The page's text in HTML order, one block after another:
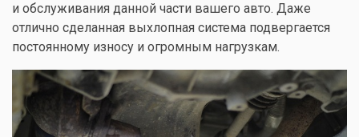
и обслуживания данной части вашего авто. Даже
отлично сделанная выхлопная система подвергается
постоянному износу и огромным нагрузкам.